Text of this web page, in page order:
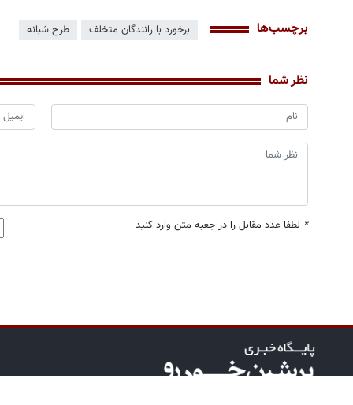
برچسب‌ها برخورد با رانندگان متخلف طرح شبانه
نظر شما
* لطفا عدد مقابل را در جعبه متن وارد کنید